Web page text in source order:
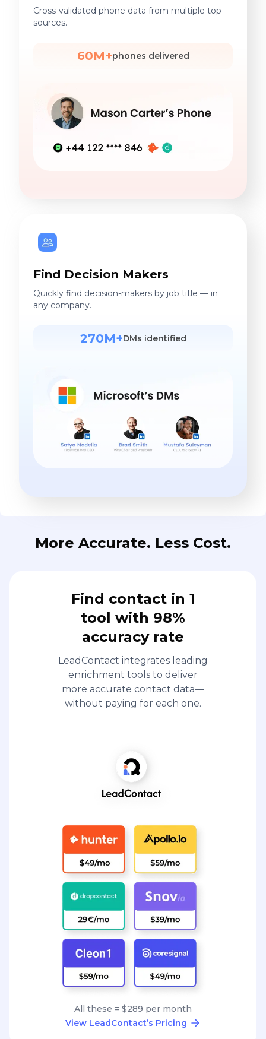
Cross-validated phone data from multiple top
sources.
60M+phones delivered
Find Decision Makers
Quickly find decision-makers by job title — in
any company.
270M+DMs identified
More Accurate. Less Cost.
Find contact in 1
tool with 98%
accuracy rate
LeadContact integrates leading
enrichment tools to deliver
more accurate contact data—
without paying for each one.
All these = $289 per month
View LeadContact’s Pricing